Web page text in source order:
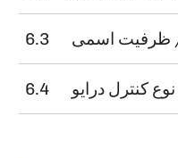
6.3
6.4 نوع کنترل درایو